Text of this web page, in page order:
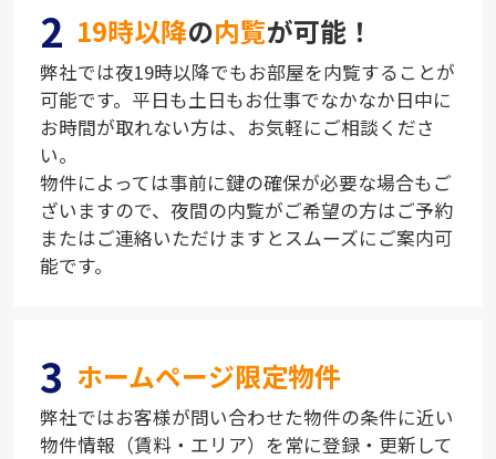
2 19時以降の内覧が可能！
弊社では夜19時以降でもお部屋を内覧することが
可能です。平日も土日もお仕事でなかなか日中に
お時間が取れない方は、お気軽にご相談くださ
い。
物件によっては事前に鍵の確保が必要な場合もご
ざいますので、夜間の内覧がご希望の方はご予約
またはご連絡いただけますとスムーズにご案内可
能です。
3 ホームページ限定物件
弊社ではお客様が問い合わせた物件の条件に近い
物件情報（賃料・エリア）を常に登録・更新して